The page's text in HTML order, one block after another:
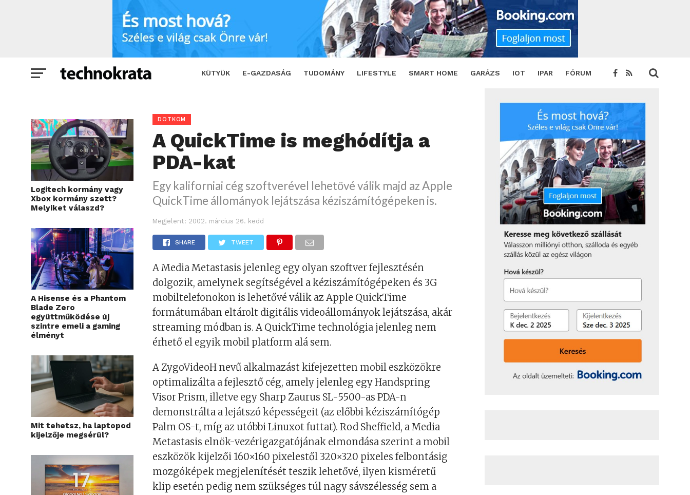
KÜTYÜK E-GAZDASÁG TUDOMÁNY LIFESTYLE SMART HOME GARÁZS IOT IPAR FÓRUM
A QuickTime is meghódítja a PDA-kat TWEET
Logitech kormány vagy
Xbox kormány szett?
Melyiket válaszd?
A Hisense és a Phantom
Blade Zero
együttműködése új
szintre emeli a gaming
élményt
Mit tehetsz, ha laptopod
kijelzője megsérül?
DOTKOM
A QuickTime is meghódítja a
PDA-kat
Egy kaliforniai cég szoftverével lehetővé válik majd az Apple
QuickTime állományok lejátszása kéziszámítógépeken is.
Megjelent: 2002. március 26. kedd
SHARE TWEET
A Media Metastasis jelenleg egy olyan szoftver fejlesztésén
dolgozik, amelynek segítségével a kéziszámítógépeken és 3G
mobiltelefonokon is lehetővé válik az Apple QuickTime
formátumában eltárolt digitális videoállományok lejátszása, akár
streaming módban is. A QuickTime technológia jelenleg nem
érhető el egyik mobil platform alá sem.
A ZygoVideoH nevű alkalmazást kifejezetten mobil eszközökre
optimalizálta a fejlesztő cég, amely jelenleg egy Handspring
Visor Prism, illetve egy Sharp Zaurus SL-5500-as PDA-n
demonstrálta a lejátszó képességeit (az előbbi kéziszámítógép
Palm OS-t, míg az utóbbi Linuxot futtat). Rod Sheffield, a Media
Metastasis elnök-vezérigazgatójának elmondása szerint a mobil
eszközök kijelzői 160×160 pixelestől 320×320 pixeles felbontásig
mozgóképek megjelenítését teszik lehetővé, ilyen kisméretű
klip esetén pedig nem szükséges túl nagy sávszélesség sem a